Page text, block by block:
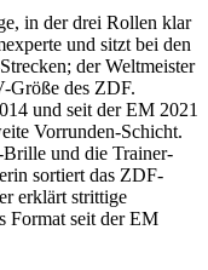
in der drei Rollen klar
und sitzt bei den
der Weltmeister
Größe des ZDF.
und seit der EM 2021
Vorrunden-Schicht.
und die Trainer-
sortiert das ZDF-
erklärt strittige
Format seit der EM